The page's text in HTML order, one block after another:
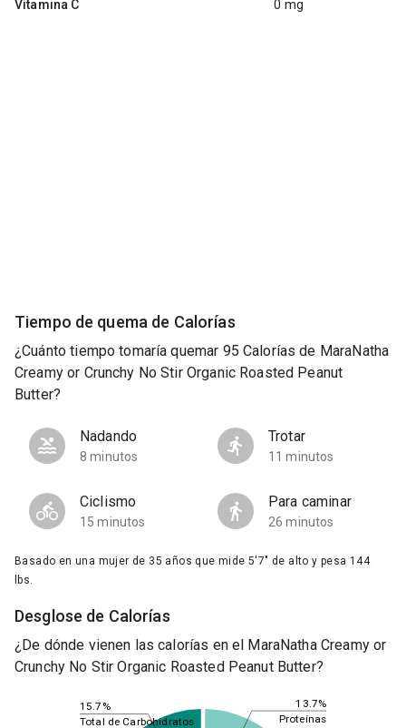
Vitamina C 0 mg
Tiempo de quema de Calorías
¿Cuánto tiempo tomaría quemar 95 Calorías de MaraNatha
Creamy or Crunchy No Stir Organic Roasted Peanut
Butter?
Nadando
8 minutos
Trotar
11 minutos
Ciclismo
15 minutos
Para caminar
26 minutos
Basado en una mujer de 35 años que mide 5'7" de alto y pesa 144
lbs.
Desglose de Calorías
¿De dónde vienen las calorías en el MaraNatha Creamy or
Crunchy No Stir Organic Roasted Peanut Butter?
13.7%
15.7%
Proteínas
Total de Carbohidratos